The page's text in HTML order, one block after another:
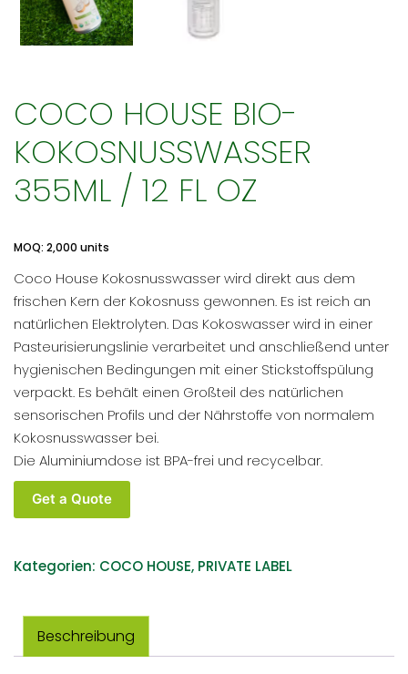
COCO HOUSE BIO-
KOKOSNUSSWASSER
355ML / 12 FL OZ
MOQ: 2,000 units
Coco House Kokosnusswasser wird direkt aus dem
frischen Kern der Kokosnuss gewonnen. Es ist reich an
natürlichen Elektrolyten. Das Kokoswasser wird in einer
Pasteurisierungslinie verarbeitet und anschließend unter
hygienischen Bedingungen mit einer Stickstoffspülung
verpackt. Es behält einen Großteil des natürlichen
sensorischen Profils und der Nährstoffe von normalem
Kokosnusswasser bei.
Die Aluminiumdose ist BPA-frei und recycelbar.
Coco
House
Kokosnusswasser
355ML
12
Get a Quote
Kategorien: COCO HOUSE, PRIVATE LABEL
Beschreibung